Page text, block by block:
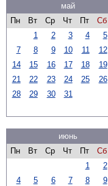
май
Пн
Вт Ср Чт Пт Сб
1
2 3 4 5
7
8 9 10 11 12
14
15 16 17 18 19
21
22 23 24 25 26
28
29 30 31
июнь
Пн
Вт Ср Чт Пт Сб
1
2
4
5 6 7 8 9